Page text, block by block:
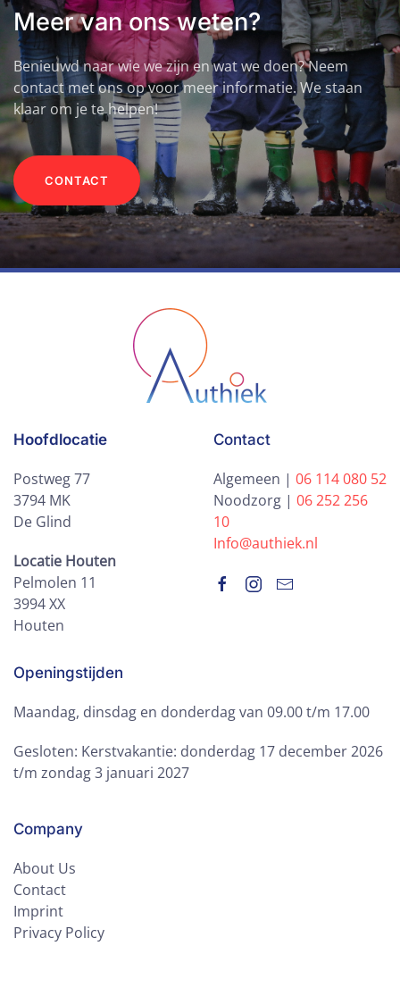
Meer van ons weten?
Benieuwd naar wie we zijn en wat we doen? Neem
contact met ons op voor meer informatie. We staan
klaar om je te helpen!
CONTACT
Hoofdlocatie
Postweg 77
3794 MK
De Glind
Locatie Houten
Pelmolen 11
3994 XX
Houten
Contact
Algemeen | 06 114 080 52
Noodzorg | 06 252 256
10
Info@authiek.nl
Openingstijden
Maandag, dinsdag en donderdag van 09.00 t/m 17.00
Gesloten: Kerstvakantie: donderdag 17 december 2026
t/m zondag 3 januari 2027
Company
About Us
Contact
Imprint
Privacy Policy